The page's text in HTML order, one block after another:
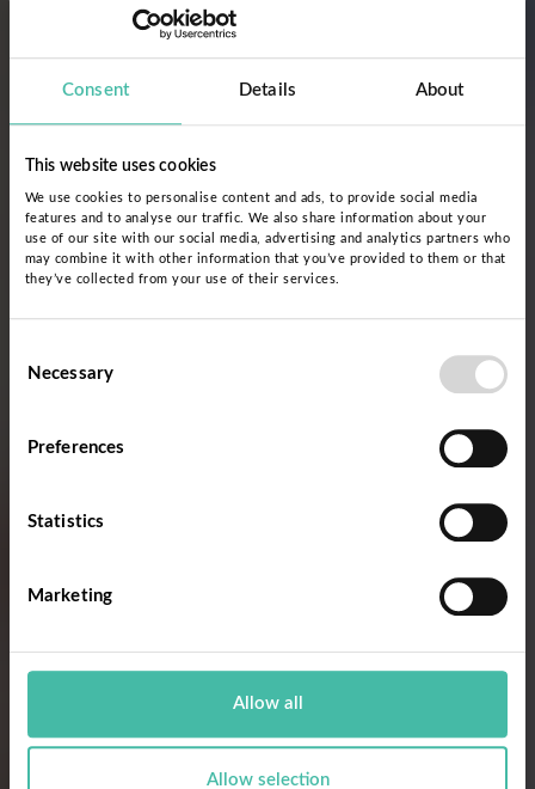
Consent Details About
This website uses cookies
We use cookies to personalise content and ads, to provide social media
features and to analyse our traffic. We also share information about your
use of our site with our social media, advertising and analytics partners who
may combine it with other information that you’ve provided to them or that
they’ve collected from your use of their services.
Selection
Necessary
Preferences
Statistics
Marketing
Allow all
Allow selection